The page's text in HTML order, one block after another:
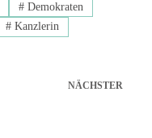
# Demokraten
# Kanzlerin
NÄCHSTER